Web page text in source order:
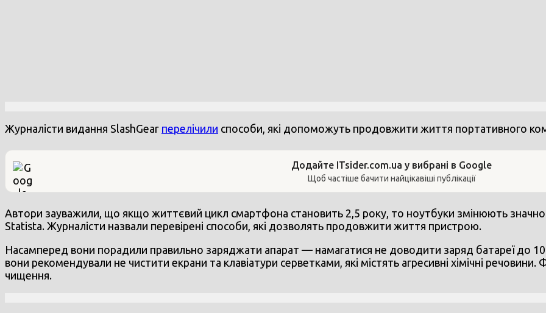
Журналісти видання SlashGear перелічили способи, які допоможуть продовжити життя портативного
Додайте ITsider.com.ua у вибрані в Google
Щоб частіше бачити найцікавіші публікації
Автори зауважили, що якщо життєвий цикл смартфона становить 2,5 року, то ноутбуки змінюють
Statista. Журналісти назвали перевірені способи, які дозволять продовжити життя пристрою.
Насамперед вони порадили правильно заряджати апарат — намагатися не доводити заряд батареї до 100
вони рекомендували не чистити екрани та клавіатури серветками, які містять агресивні хімічні речовини.
чищення.